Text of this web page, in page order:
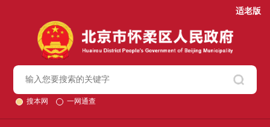
适老版
搜本网 一网通查